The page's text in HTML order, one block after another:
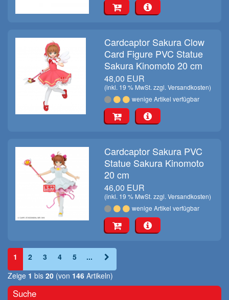
Cardcaptor Sakura Clow
Card Figure PVC Statue
Sakura Kinomoto 20 cm
48,00 EUR
(inkl. 19 % MwSt. zzgl.Versandkosten)
wenige Artikel verfügbar
Cardcaptor Sakura PVC
Statue Sakura Kinomoto
20 cm
46,00 EUR
(inkl. 19 % MwSt. zzgl.Versandkosten)
wenige Artikel verfügbar
1 2 3 4 5
...
Zeige 1 bis 20 (von 146 Artikeln)
Suche